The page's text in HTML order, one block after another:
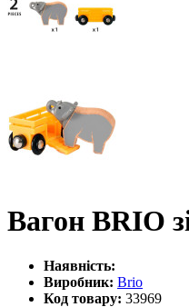
Вагон BRIO
Наявність:
Виробник: Brio
Код товару: 33969